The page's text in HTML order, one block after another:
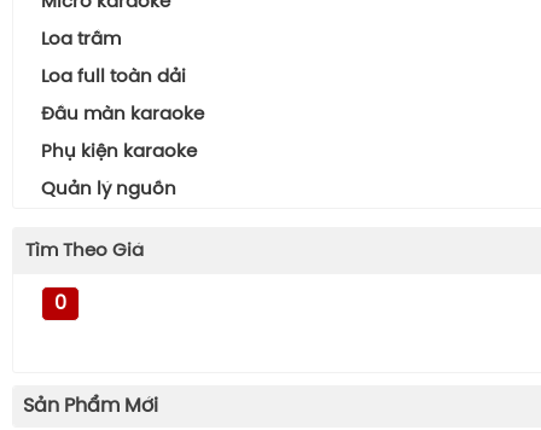
Loa trầm
Loa full toàn dải
Đầu màn karaoke
Phụ kiện karaoke
Quản lý nguồn
Tìm Theo Giá
0
Sản Phẩm Mới